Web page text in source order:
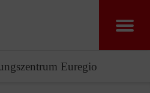
Euregio